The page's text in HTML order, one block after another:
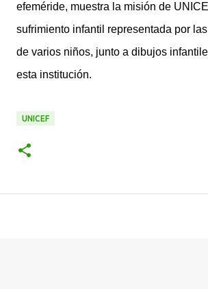
efeméride, muestra la misión de
sufrimiento infantil representada por
de varios niños, junto a dibujos
esta institución.
UNICEF